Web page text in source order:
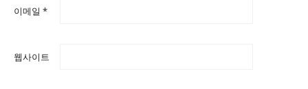
이메일 *
웹사이트